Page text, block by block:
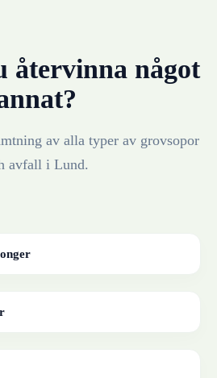
återvinna något
av alla typer av grovsopor
avfall i Lund.